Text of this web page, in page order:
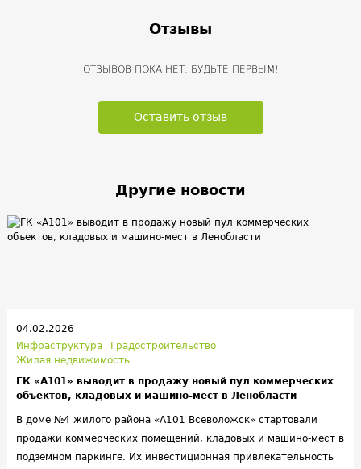
Отзывы
ОТЗЫВОВ ПОКА НЕТ. БУДЬТЕ ПЕРВЫМ!
Оставить отзыв
Другие новости
04.02.2026
Инфраструктура
Градостроительство
Жилая недвижимость
ГК «А101» выводит в продажу новый пул коммерческих
объектов, кладовых и машино-мест в Ленобласти
В доме №4 жилого района «А101 Всеволожск» стартовали
продажи коммерческих помещений, кладовых и машино-мест в
подземном паркинге. Их инвестиционная привлекательность